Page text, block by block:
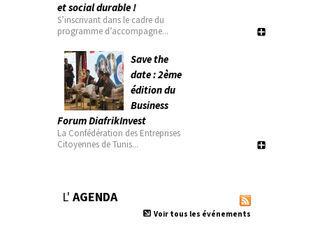
et social durable !
S’inscrivant dans le cadre du
programme d’accompagne...
Save the
date : 2ème
édition du
Business
Forum DiafrikInvest
La Confédération des Entreprises
Citoyennes de Tunis...
L' AGENDA
Voir tous les événements